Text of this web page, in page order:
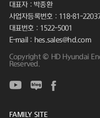
대표자 : 박종환
사업자등록번호 : 118-81-
대표번호 : 1522-5001
E-mail : hes.sales@hd.com
Copyright © HD Hyundai
Reserved.